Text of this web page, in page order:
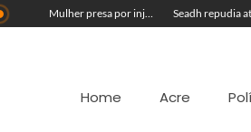
Mulher presa por injúria racial contra Rainha do Rodeio é solta após audiência
Home Acre